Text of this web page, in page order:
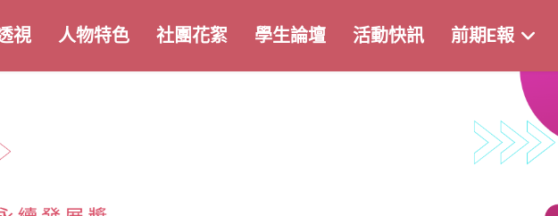
視 人物特色 社團花絮 學生論壇 活動快訊 前期E報